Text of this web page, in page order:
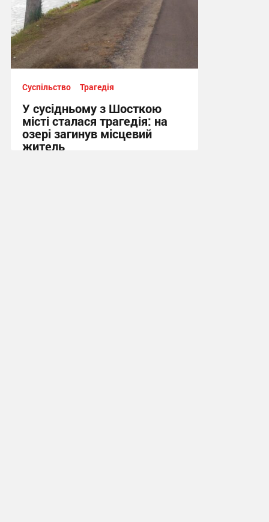
Суспільство Трагедія
У сусідньому з Шосткою
місті сталася трагедія: на
озері загинув місцевий
житель